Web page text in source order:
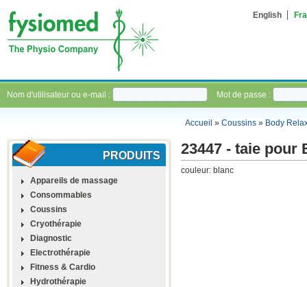
English
Nom d'utilisateur ou e-mail : Mot de passe :
Accueil » Coussins» Body
PRODUITS
Appareils de massage
Consommables
Coussins
Cryothérapie
Diagnostic
Electrothérapie
Fitness & Cardio
Hydrothérapie
23447 - taie pour
couleur: blanc